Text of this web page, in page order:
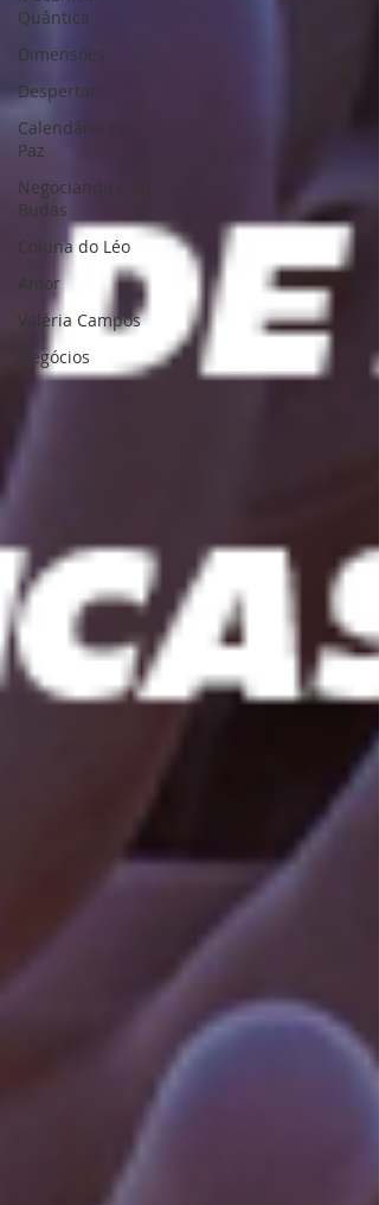
Quântica
Dimensões
Despertar
Calendário da
Paz
Negociando com
Budas
Coluna do Léo
Amor
Valéria Campos
Negócios